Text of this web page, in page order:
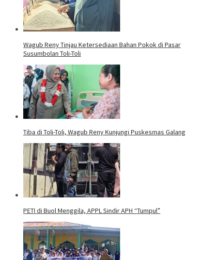
Wagub Reny Tinjau Ketersediaan Bahan Pokok di Pasar
Susumbolan Toli-Toli
Tiba di Toli-Toli, Wagub Reny Kunjungi Puskesmas Galang
PETI di Buol Menggila, APPL Sindir APH “Tumpul”